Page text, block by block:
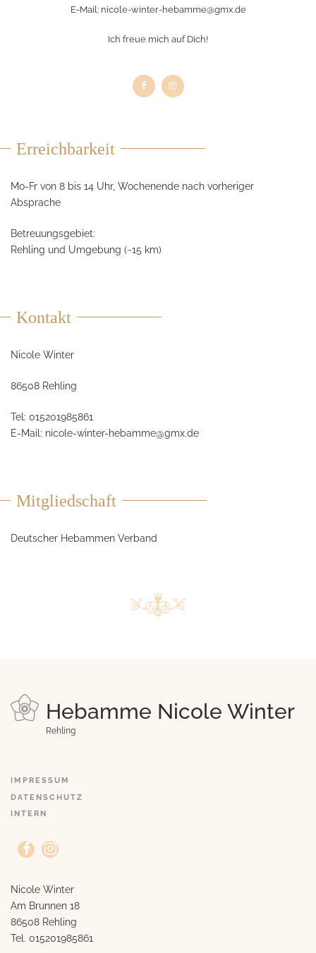
E-Mail: nicole-winter-hebamme@gmx.de
Ich freue mich auf Dich!
Erreichbarkeit
Mo-Fr von 8 bis 14 Uhr, Wochenende nach vorheriger
Absprache
Betreuungsgebiet:
Rehling und Umgebung (~15 km)
Kontakt
Nicole Winter
86508 Rehling
Tel: 015201985861
E-Mail: nicole-winter-hebamme@gmx.de
Mitgliedschaft
Deutscher Hebammen Verband
Hebamme Nicole Winter
Rehling
IMPRESSUM
DATENSCHUTZ
INTERN
Nicole Winter
Am Brunnen 18
86508 Rehling
Tel. 015201985861